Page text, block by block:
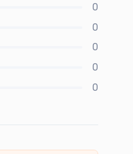
0
0
0
0
0